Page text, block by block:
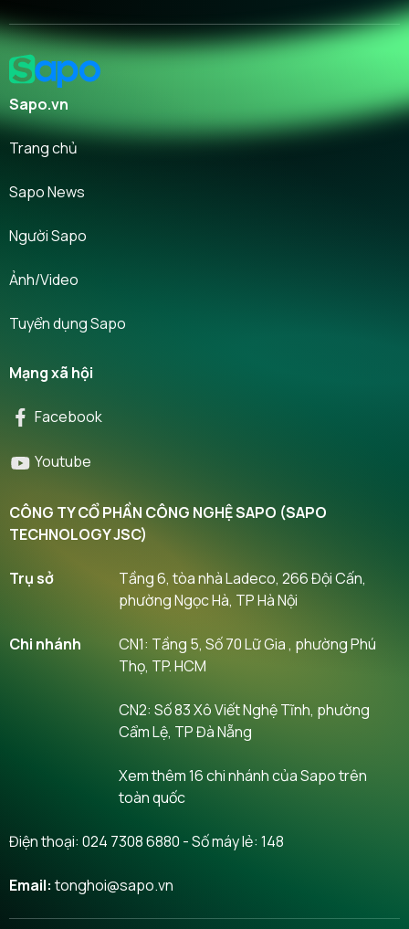
Sapo.vn
Trang chủ
Sapo News
Người Sapo
Ảnh/Video
Tuyển dụng Sapo
Mạng xã hội
Facebook
Youtube
CÔNG TY CỔ PHẦN CÔNG NGHỆ SAPO (SAPO
TECHNOLOGY JSC)
Trụ sở
Tầng 6, tòa nhà Ladeco, 266 Đội Cấn,
phường Ngọc Hà, TP Hà Nội
Chi nhánh
CN1: Tầng 5, Số 70 Lữ Gia , phường Phú
Thọ, TP. HCM
CN2: Số 83 Xô Viết Nghệ Tĩnh, phường
Cẩm Lệ, TP Đà Nẵng
Xem thêm 16 chi nhánh của Sapo trên
toàn quốc
Điện thoại: 024 7308 6880 - Số máy lẻ: 148
Email: tonghoi@sapo.vn